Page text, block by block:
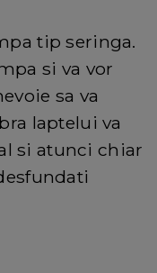
tip seringa.
si va vor
sa va
laptelui va
si atunci chiar